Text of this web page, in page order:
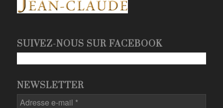
SUIVEZ-NOUS SUR FACEBOOK
NEWSLETTER
Adresse